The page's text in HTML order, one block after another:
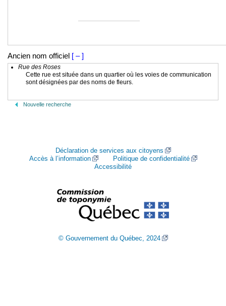
Ancien nom officiel [ – ]
Rue des Roses
Cette rue est située dans un quartier où les voies de communication
sont désignées par des noms de fleurs.
Nouvelle recherche
Déclaration de services aux citoyens
Accès à l’information
Politique de confidentialité
Accessibilité
© Gouvernement du Québec, 2024